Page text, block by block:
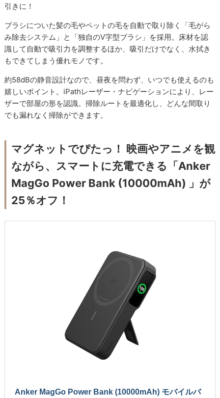
引きに！
ブラシについた髪の毛やペットの毛を自動で取り除く「毛がら
み除去システム」と「独自のV字型ブラシ」を採用。床材を認
識して自動で吸引力を調整するほか、吸引だけでなく、水拭き
もできてしまう優れモノです。
約58dBの静音設計なので、昼夜を問わず、いつでも使えるのも
嬉しいポイント。iPathレーザー・ナビゲーションにより、レー
ザーで部屋の形を認識。掃除ルートを最適化し、どんな間取り
でも漏れなく掃除ができます。
マグネットでぴたっ！ 映画やアニメを観
ながら、スマートに充電できる「Anker
MagGo Power Bank (10000mAh) 」が
25％オフ！
Anker MagGo Power Bank (10000mAh) モバイルバ